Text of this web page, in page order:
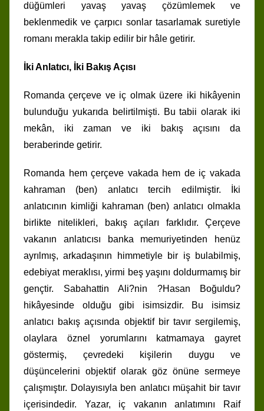
düğümleri yavaş yavaş çözümlemek ve
beklenmedik ve çarpıcı sonlar tasarlamak suretiyle
romanı merakla takip edilir bir hâle getirir.
İki Anlatıcı, İki Bakış Açısı
Romanda çerçeve ve iç olmak üzere iki hikâyenin
bulunduğu yukarıda belirtilmişti. Bu tabii olarak iki
mekân, iki zaman ve iki bakış açısını da
beraberinde getirir.
Romanda hem çerçeve vakada hem de iç vakada
kahraman (ben) anlatıcı tercih edilmiştir. İki
anlatıcının kimliği kahraman (ben) anlatıcı olmakla
birlikte nitelikleri, bakış açıları farklıdır. Çerçeve
vakanın anlatıcısı banka memuriyetinden henüz
ayrılmış, arkadaşının himmetiyle bir iş bulabilmiş,
edebiyat meraklısı, yirmi beş yaşını doldurmamış bir
gençtir. Sabahattin Ali?nin ?Hasan Boğuldu?
hikâyesinde olduğu gibi isimsizdir. Bu isimsiz
anlatıcı bakış açısında objektif bir tavır sergilemiş,
olaylara öznel yorumlarını katmamaya gayret
göstermiş, çevredeki kişilerin duygu ve
düşüncelerini objektif olarak göz önüne sermeye
çalışmıştır. Dolayısıyla ben anlatıcı müşahit bir tavır
içerisindedir. Yazar, iç vakanın anlatımını Raif